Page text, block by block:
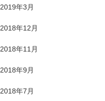
2019年3月
2018年12月
2018年11月
2018年9月
2018年7月